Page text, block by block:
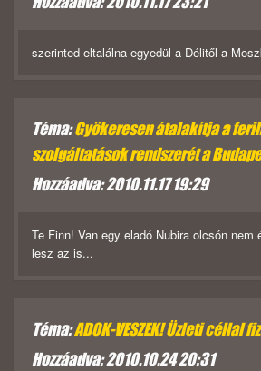
szerinted eltalálna egyedül a Délitől a
Téma:Gyökeresen átalakítja a
szolgáltatások rendszerét a
Hozzáadva: 2010.11.17 19:29
Te Finn! Van egy eladó Nubira olcsón nem
lesz az is...
Téma:ADOK-VESZEK! Üzleti céllal
Hozzáadva: 2010.10.24 20:31